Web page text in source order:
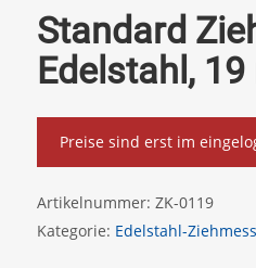
Standard
Edelstahl,
Preise sind erst im
Artikelnummer: ZK-0119
Kategorie: Edelstahl-